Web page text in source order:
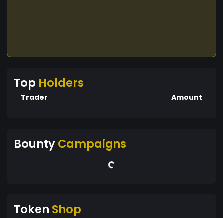
Top Holders
Trader Amount
BountyCampaigns
Token Shop